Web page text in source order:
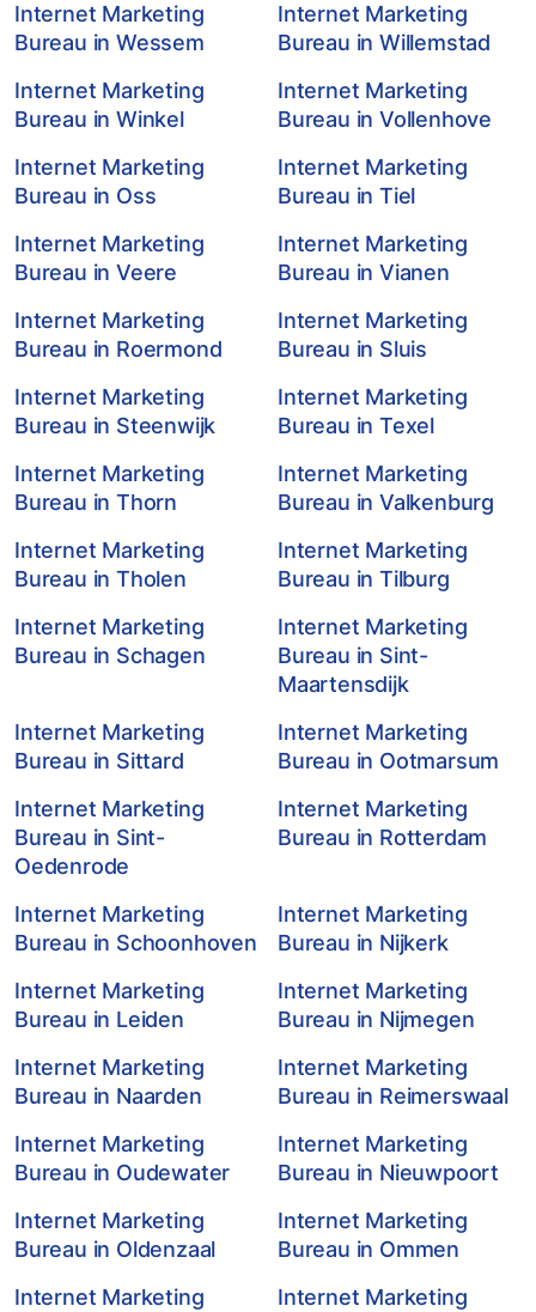
Internet Marketing
Bureau in Wessem
Internet Marketing
Bureau in Willemstad
Internet Marketing
Bureau in Winkel
Internet Marketing
Bureau in Vollenhove
Internet Marketing
Bureau in Oss
Internet Marketing
Bureau in Tiel
Internet Marketing
Bureau in Veere
Internet Marketing
Bureau in Vianen
Internet Marketing
Bureau in Roermond
Internet Marketing
Bureau in Sluis
Internet Marketing
Bureau in Steenwijk
Internet Marketing
Bureau in Texel
Internet Marketing
Bureau in Thorn
Internet Marketing
Bureau in Valkenburg
Internet Marketing
Bureau in Tholen
Internet Marketing
Bureau in Tilburg
Internet Marketing
Bureau in Schagen
Internet Marketing
Bureau in Sint-
Maartensdijk
Internet Marketing
Bureau in Sittard
Internet Marketing
Bureau in Ootmarsum
Internet Marketing
Bureau in Sint-
Oedenrode
Internet Marketing
Bureau in Rotterdam
Internet Marketing
Bureau in Schoonhoven
Internet Marketing
Bureau in Nijkerk
Internet Marketing
Bureau in Leiden
Internet Marketing
Bureau in Nijmegen
Internet Marketing
Bureau in Naarden
Internet Marketing
Bureau in Reimerswaal
Internet Marketing
Bureau in Oudewater
Internet Marketing
Bureau in Nieuwpoort
Internet Marketing
Bureau in Oldenzaal
Internet Marketing
Bureau in Ommen
Internet Marketing
Internet Marketing